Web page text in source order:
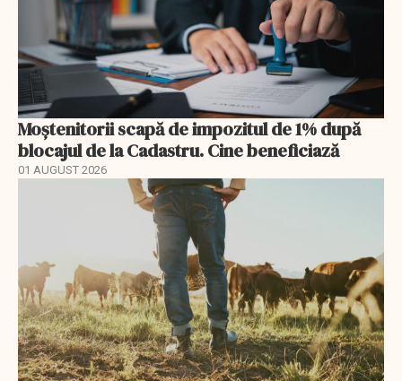
Moștenitorii scapă de impozitul de 1% după
blocajul de la Cadastru. Cine beneficiază
01 AUGUST 2026